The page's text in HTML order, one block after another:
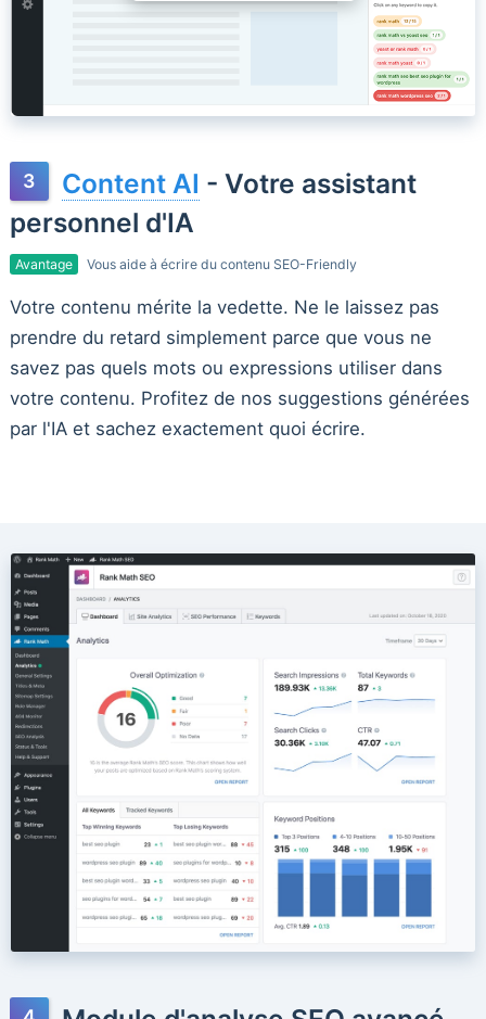
Content AI - Votre assistant
personnel d'IA
Avantage Vous aide à écrire du contenu SEO-Friendly
Votre contenu mérite la vedette. Ne le laissez pas
prendre du retard simplement parce que vous ne
savez pas quels mots ou expressions utiliser dans
votre contenu. Profitez de nos suggestions générées
par l'IA et sachez exactement quoi écrire.